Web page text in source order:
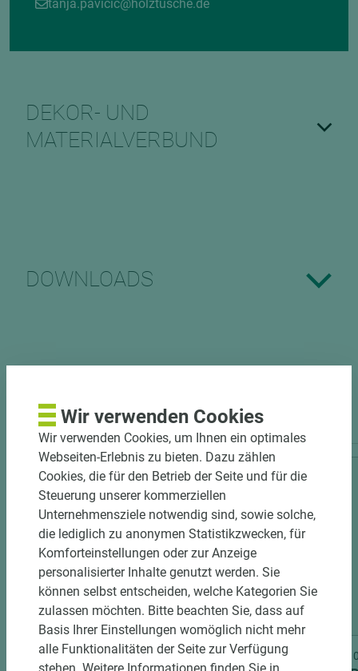
tanja.pavicic@holztusche.de
DEKOR- UND
MATERIALVERBUND
DOWNLOADS
PASSENDES ZUBEHÖR
3 weitere Varianten
Art.-Nr. 06300020046 Art.-Nr.
Wir verwenden Cookies
Wir verwenden Cookies, um Ihnen ein optimales
Webseiten-Erlebnis zu bieten. Dazu zählen
Cookies, die für den Betrieb der Seite und für die
Steuerung unserer kommerziellen
Unternehmensziele notwendig sind, sowie solche,
die lediglich zu anonymen Statistikzwecken, für
Komforteinstellungen oder zur Anzeige
personalisierter Inhalte genutzt werden. Sie
können selbst entscheiden, welche Kategorien Sie
zulassen möchten. Bitte beachten Sie, dass auf
Basis Ihrer Einstellungen womöglich nicht mehr
alle Funktionalitäten der Seite zur Verfügung
stehen. Weitere Informationen finden Sie in